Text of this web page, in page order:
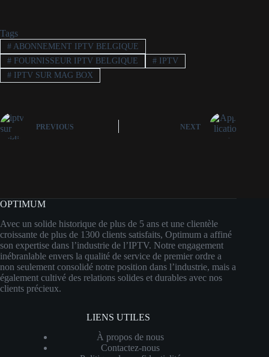
Tags
#ABONNEMENT IPTV BELGIQUE
#FOURNISSEUR IPTV BELGIQUE #IPTV
#IPTV SUR MAG BOX
PREVIOUS NEXT
OPTIMUM
Avec un solide historique de plus de 5 ans et une clientèle
croissante de plus de 1300 clients satisfaits, Optimum a affiné
son expertise dans l’industrie de l’IPTV. Notre engagement
inébranlable envers la qualité de service de premier ordre a
non seulement consolidé notre position dans l’industrie, mais a
également cultivé des relations solides et durables avec nos
clients précieux.
LIENS UTILES
À propos de nous
Contactez-nous